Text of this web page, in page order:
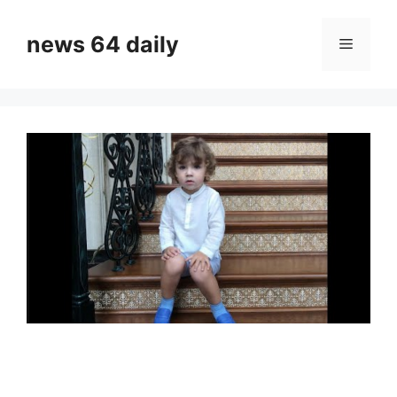
contentnews 64 daily Menu